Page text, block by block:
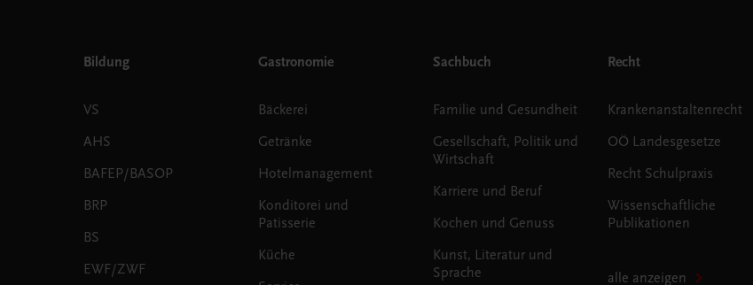
Bildung
VS
AHS
BAFEP/BASOP
BRP
BS
EWF/ZWF
Gastronomie
Bäckerei
Getränke
Hotelmanagement
Konditorei und
Patisserie
Küche
Sachbuch
Familie und Gesundheit
Gesellschaft, Politik und
Wirtschaft
Karriere und Beruf
Kochen und Genuss
Kunst, Literatur und
Sprache
Recht
Krankenanstaltenrecht
OÖ Landesgesetze
Recht Schulpraxis
Wissenschaftliche
Publikationen
alle anzeigen